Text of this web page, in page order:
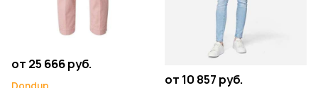
от 25 666 руб.
от 10 857 руб.